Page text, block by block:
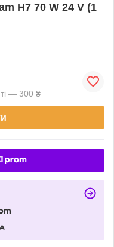
H7 70 W 24 V (1
— 300 ₴